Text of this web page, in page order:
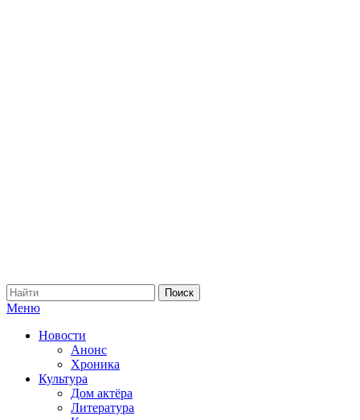
Меню
Новости
Анонс
Хроника
Культура
Дом актёра
Литература